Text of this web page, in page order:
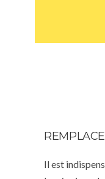
Il est